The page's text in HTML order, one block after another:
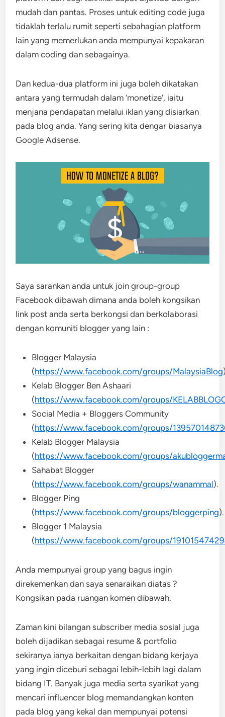
mudah dan pantas. Proses untuk editing code juga
tidaklah terlalu rumit seperti sebahagian platform
lain yang memerlukan anda mempunyai kepakaran
dalam coding dan sebagainya.
Dan kedua-dua platform ini juga boleh dikatakan
antara yang termudah dalam ‘monetize’, iaitu
menjana pendapatan melalui iklan yang disiarkan
pada blog anda. Yang sering kita dengar biasanya
Google Adsense.
Saya sarankan anda untuk join group-group
Facebook dibawah dimana anda boleh kongsikan
link post anda serta berkongsi dan berkolaborasi
dengan komuniti blogger yang lain :
Blogger Malaysia
(https://www.facebook.com/groups/MalaysiaBlog
Kelab Blogger Ben Ashaari
(https://www.facebook.com/groups/
Social Media + Bloggers Community
(https://www.facebook.com/groups/
Kelab Blogger Malaysia
(https://www.facebook.com/groups/
Sahabat Blogger
(https://www.facebook.com/groups/wanammal).
Blogger Ping
(https://www.facebook.com/groups/bloggerping).
Blogger 1 Malaysia
(https://www.facebook.com/groups/
Anda mempunyai group yang bagus ingin
direkemenkan dan saya senaraikan diatas ?
Kongsikan pada ruangan komen dibawah.
Zaman kini bilangan subscriber media sosial juga
boleh dijadikan sebagai resume & portfolio
sekiranya ianya berkaitan dengan bidang kerjaya
yang ingin diceburi sebagai lebih-lebih lagi dalam
bidang IT. Banyak juga media serta syarikat yang
mencari influencer blog memandangkan konten
pada blog yang kekal dan mempunyai potensi